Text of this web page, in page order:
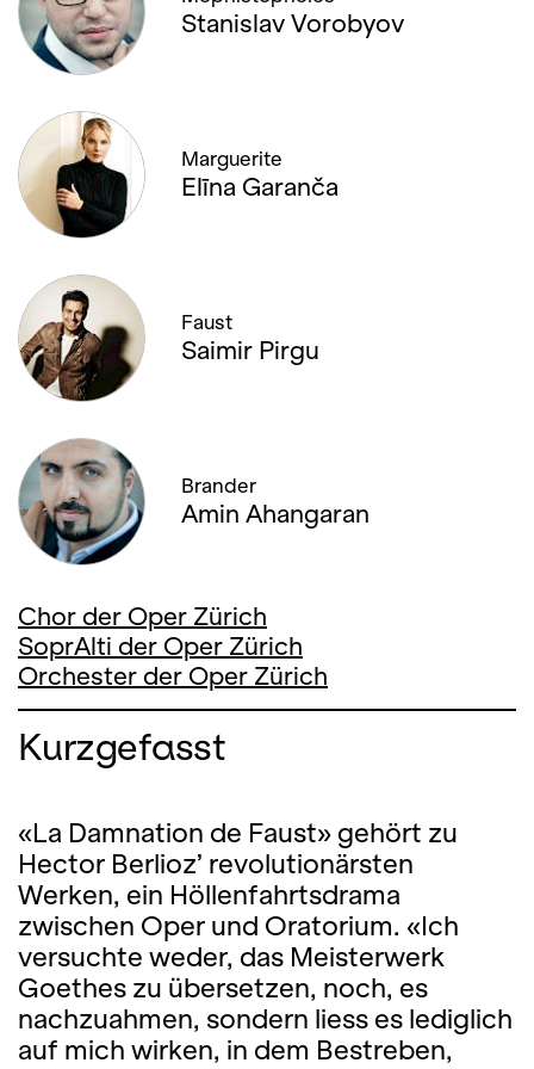
Stanislav Vorobyov
Marguerite
Elīna Garanča
Faust
Saimir Pirgu
Brander
Amin Ahangaran
Chor der Oper Zürich
SoprAlti der Oper Zürich
Orchester der Oper Zürich
Kurzgefasst
«La Damnation de Faust» gehört zu
Hector Berlioz’ revolutionärsten
Werken, ein Höllenfahrtsdrama
zwischen Oper und Oratorium. «Ich
versuchte weder, das Meisterwerk
Goethes zu übersetzen, noch, es
nachzuahmen, sondern liess es lediglich
auf mich wirken, in dem Bestreben,